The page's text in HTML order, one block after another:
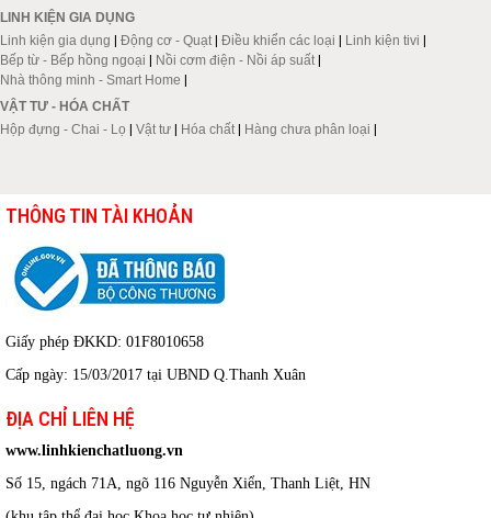
LINH KIỆN GIA DỤNG
Linh kiện gia dụng | Động cơ - Quạt | Điều khiển các loại | Linh kiện tivi |
Bếp từ - Bếp hồng ngoại | Nồi cơm điện - Nồi áp suất |
Nhà thông minh - Smart Home |
VẬT TƯ - HÓA CHẤT
Hộp đựng - Chai - Lọ | Vật tư | Hóa chất | Hàng chưa phân loại |
THÔNG TIN TÀI KHOẢN
Giấy phép ĐKKD: 01F8010658
Cấp ngày: 15/03/2017 tại UBND Q.Thanh Xuân
ĐỊA CHỈ LIÊN HỆ
www.linhkienchatluong.vn
Số 15, ngách 71A, ngõ 116 Nguyễn Xiển, Thanh Liệt, HN